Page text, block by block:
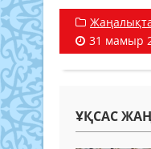
31 мамыр
ҰҚСАС